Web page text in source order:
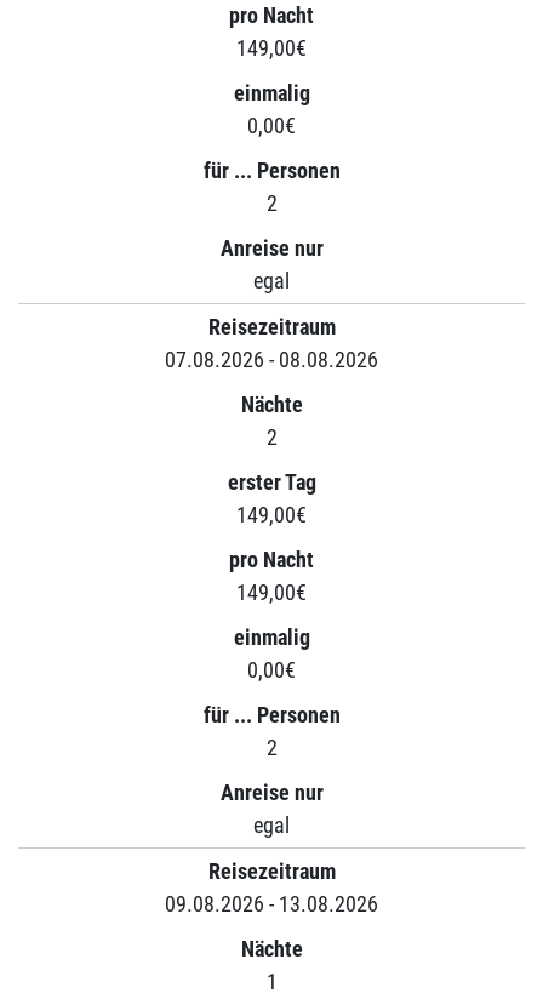
pro Nacht
149,00€
einmalig
0,00€
für ... Personen
2
Anreise nur
egal
Reisezeitraum
07.08.2026 - 08.08.2026
Nächte
2
erster Tag
149,00€
pro Nacht
149,00€
einmalig
0,00€
für ... Personen
2
Anreise nur
egal
Reisezeitraum
09.08.2026 - 13.08.2026
Nächte
1